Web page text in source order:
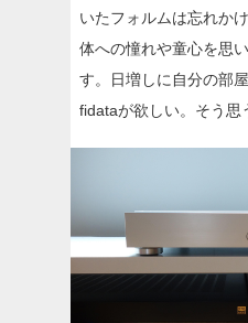
いたフォルムは忘れか
体への憧れや童心を思
す。日増しに自分の部
fidataが欲しい。そう思